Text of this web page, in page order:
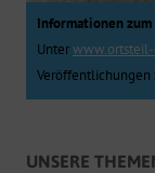
Informationen
Unter
Veröffentlichungen
UNSERE